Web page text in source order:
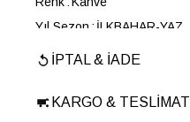
Yıl Sezon
İLKBAHAR-YAZ
Marka ELLE
Ana Malzeme
Deri
İPTAL & İADE
KARGO & TESLIMAT